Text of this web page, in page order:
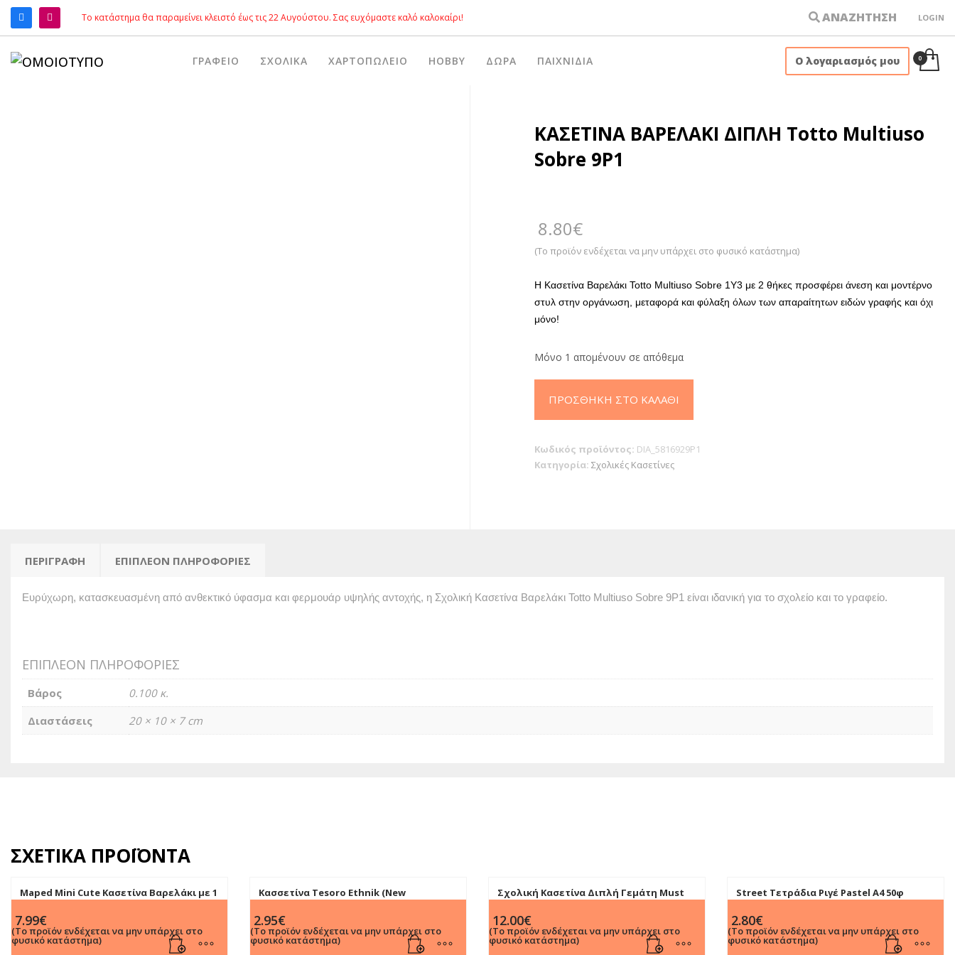
ΑΝΑΖΉΤΗΣΗ
Το κατάστημα θα παραμείνει κλειστό έως τις 22 Αυγούστου. Σας ευχόμαστε καλό καλοκαίρι! ΑΝΑΖΗΤΗΣΗ LOGIN
ΓΡΑΦΕΊΟ ΣΧΟΛΙΚΆ ΧΑΡΤΟΠΩΛΕΊΟ HOBBY ΔΏΡΑ ΠΑΙΧΝΊΔΙΑ Ο λογαριασμός μου
ΚΑΣΕΤΙΝΑ ΒΑΡΕΛΑΚΙ ΔΙΠΛΗ Totto Multiuso
Sobre 9P1
8.80€
(Το προϊόν ενδέχεται να μην υπάρχει στο φυσικό κατάστημα)
Η Κασετίνα Βαρελάκι Totto Multiuso Sobre 1Y3 με 2 θήκες προσφέρει άνεση και μοντέρνο
στυλ στην οργάνωση, μεταφορά και φύλαξη όλων των απαραίτητων ειδών γραφής και όχι
μόνο!
Μόνο 1 απομένουν σε απόθεμα
ΒΑΡΕΛΑΚΙ
ΔΙΠΛΗ
Multiuso
ΠΡΟΣΘΉΚΗ ΣΤΟ ΚΑΛΆΘΙ
Κωδικός προϊόντος: DIA_5816929P1
Κατηγορία: Σχολικές Κασετίνες
ΠΕΡΙΓΡΑΦΉ ΕΠΙΠΛΈΟΝ ΠΛΗΡΟΦΟΡΊΕΣ
Ευρύχωρη, κατασκευασμένη από ανθεκτικό ύφασμα και φερμουάρ υψηλής αντοχής, η Σχολική Κασετίνα Βαρελάκι Totto Multiuso Sobre 9P1 είναι ιδανική για το σχολείο και το γραφείο.
ΕΠΙΠΛΈΟΝ ΠΛΗΡΟΦΟΡΊΕΣ
Βάρος
0.100 κ.
Διαστάσεις
20 × 10 × 7 cm
ΣΧΕΤΙΚΆ ΠΡΟΪΌΝΤΑ
Maped Mini Cute Κασετίνα Βαρελάκι με 1
7.99€
(Το προϊόν ενδέχεται να μην υπάρχει στο
φυσικό κατάστημα)
Κασσετίνα Tesoro Ethnik (New
2.95€
(Το προϊόν ενδέχεται να μην υπάρχει στο
φυσικό κατάστημα)
Σχολική Κασετίνα Διπλή Γεμάτη Must
12.00€
(Το προϊόν ενδέχεται να μην υπάρχει στο
φυσικό κατάστημα)
Street Τετράδια Ριγέ Pastel A4 50φ
2.80€
(Το προϊόν ενδέχεται να μην υπάρχει στο
φυσικό κατάστημα)